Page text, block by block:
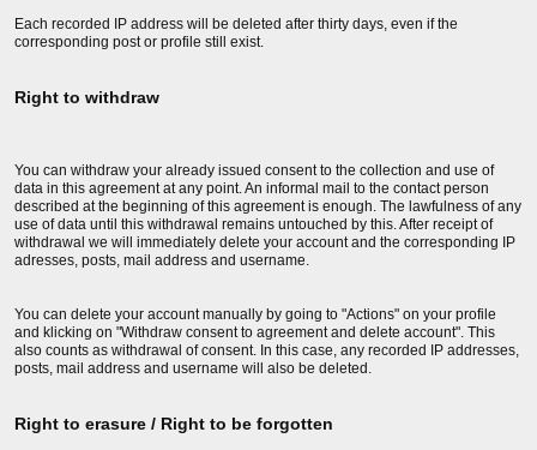
Each recorded IP address will be deleted after thirty days, even if the
corresponding post or profile still exist.
Right to withdraw
You can withdraw your already issued consent to the collection and use of
data in this agreement at any point. An informal mail to the contact person
described at the beginning of this agreement is enough. The lawfulness of any
use of data until this withdrawal remains untouched by this. After receipt of
withdrawal we will immediately delete your account and the corresponding IP
adresses, posts, mail address and username.
You can delete your account manually by going to "Actions" on your profile
and klicking on "Withdraw consent to agreement and delete account". This
also counts as withdrawal of consent. In this case, any recorded IP addresses,
posts, mail address and username will also be deleted.
Right to erasure / Right to be forgotten